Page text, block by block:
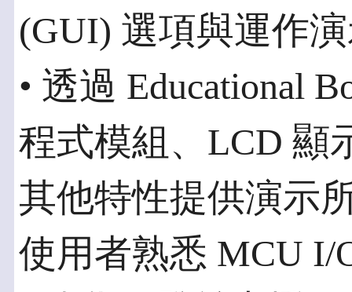
(GUI) 選項與運作
• 透過 Educational
程式模組、LCD 顯
其他特性提供演示
使用者熟悉 MCU I/